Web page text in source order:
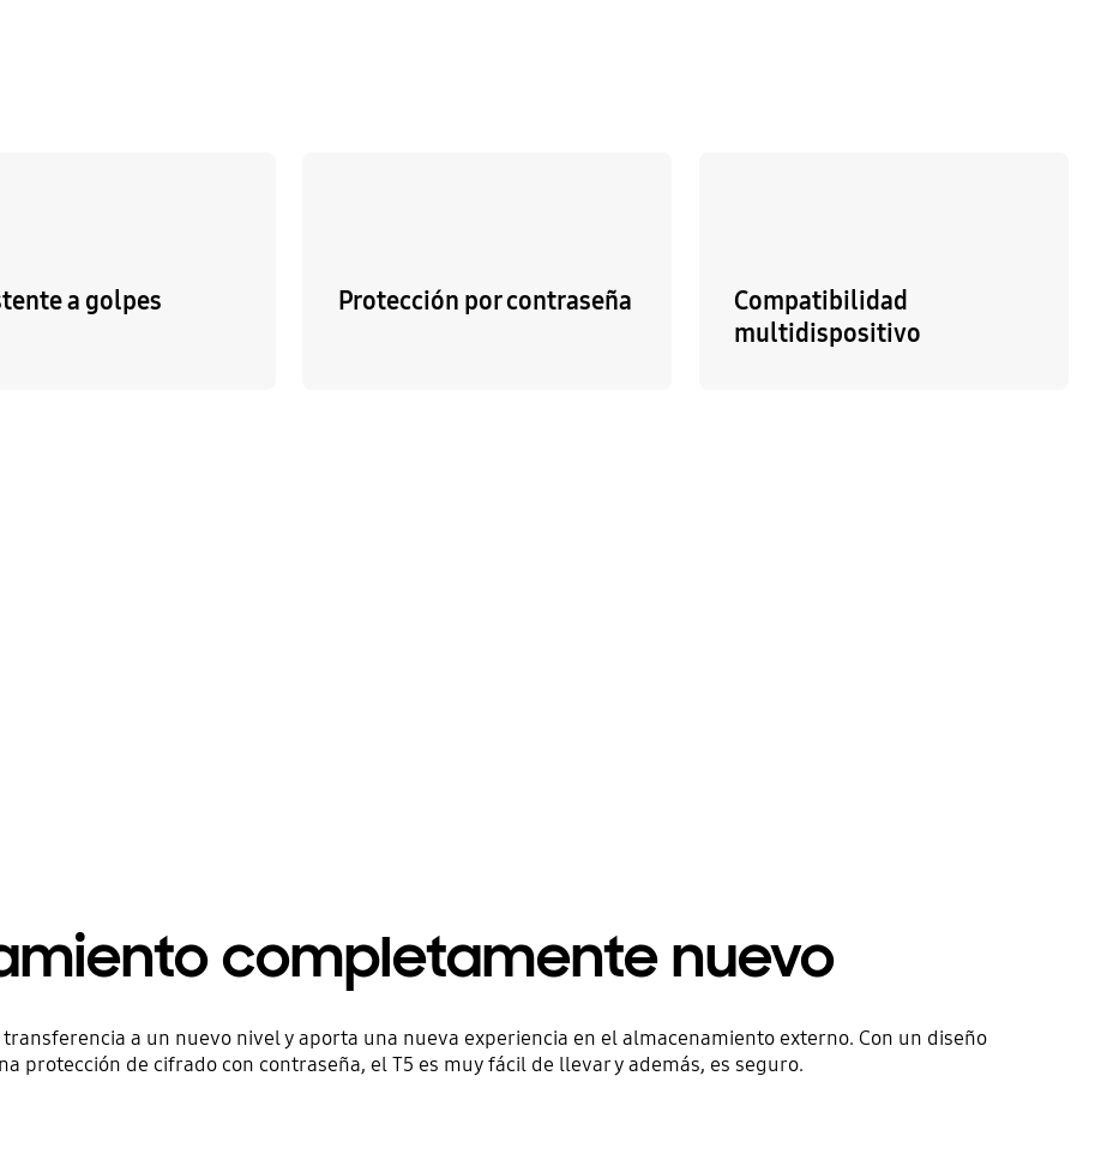
a golpes Protección por contraseña
Compatibilidad
multidispositivo
completamente nuevo
a un nuevo nivel y aporta una nueva experiencia en el almacenamiento externo. Con un diseño
protección de cifrado con contraseña, el T5 es muy fácil de llevar y además, es seguro.